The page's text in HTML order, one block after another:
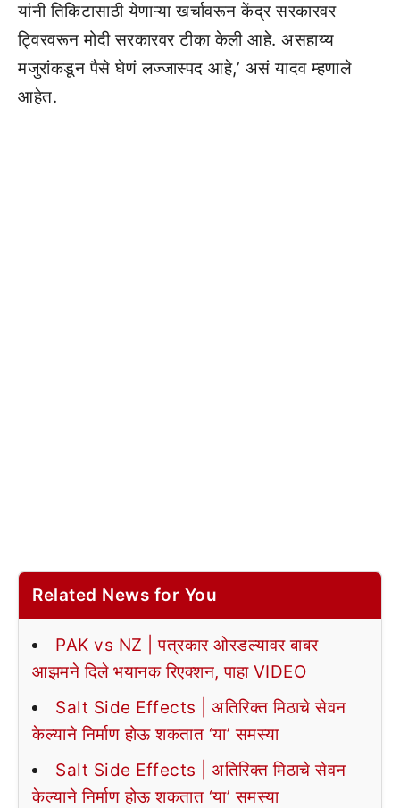
यांनी तिकिटासाठी येणाऱ्या खर्चावरून केंद्र सरकारवर
ट्विरवरून मोदी सरकारवर टीका केली आहे. असहाय्य
मजुरांकडून पैसे घेणं लज्जास्पद आहे,’ असं यादव म्हणाले
आहेत.
Related News for You
PAK vs NZ | पत्रकार ओरडल्यावर बाबर
आझमने दिले भयानक रिएक्शन, पाहा VIDEO
Salt Side Effects | अतिरिक्त मिठाचे सेवन
केल्याने निर्माण होऊ शकतात ‘या’ समस्या
Salt Side Effects | अतिरिक्त मिठाचे सेवन
केल्याने निर्माण होऊ शकतात ‘या’ समस्या